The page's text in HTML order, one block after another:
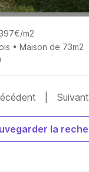
m2
• Maison de 73m2
Suivant
la